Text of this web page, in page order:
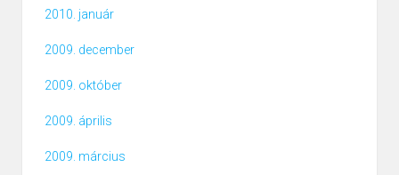
2010. január
2009. december
2009. október
2009. április
2009. március